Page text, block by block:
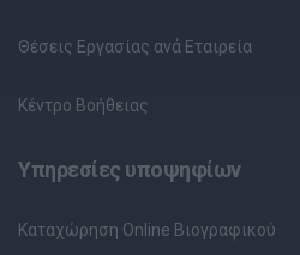
Θέσεις Εργασίας ανά Εταιρεία
Κέντρο Βοήθειας
Υπηρεσίες υποψηφίων
Καταχώρηση Online Βιογραφικού